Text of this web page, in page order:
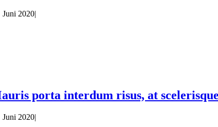
Juni 2020|
porta interdum risus, at
Juni 2020|